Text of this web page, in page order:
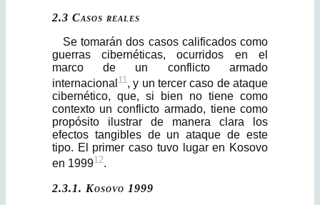
2.3 Casos reales
Se tomarán dos casos calificados como
guerras cibernéticas, ocurridos en el
marco de un conflicto armado
internacional 11 , y un tercer caso de ataque
cibernético, que, si bien no tiene como
contexto un conflicto armado, tiene como
propósito ilustrar de manera clara los
efectos tangibles de un ataque de este
tipo. El primer caso tuvo lugar en Kosovo
en 199912.
2.3.1. Kosovo 1999